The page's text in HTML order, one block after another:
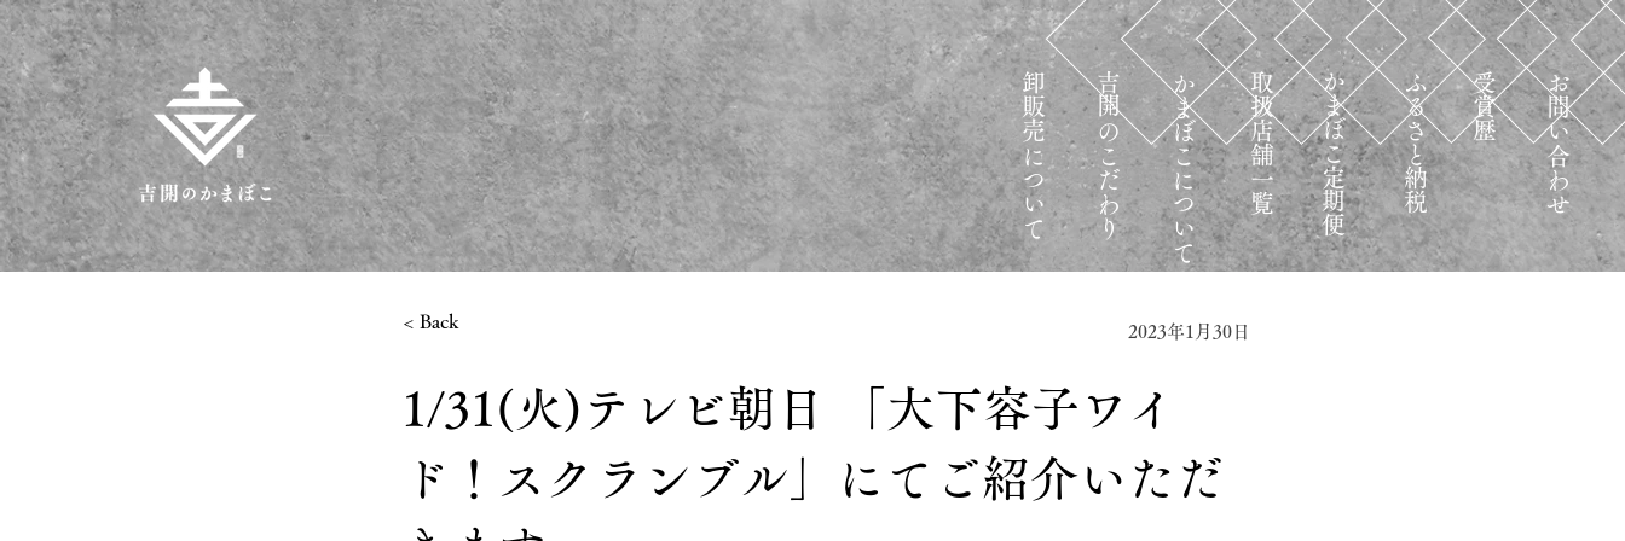
​卸販売について 吉開のこだわり かまぼこについて ​かまぼこ定期便 ​ふるさと納税 受賞歴 お問い合わせ
取扱店舗一覧
< Back
2023年1月30日
1/31(火)テレビ朝日 「大下容子ワイ
ド！スクランブル」にてご紹介いただ